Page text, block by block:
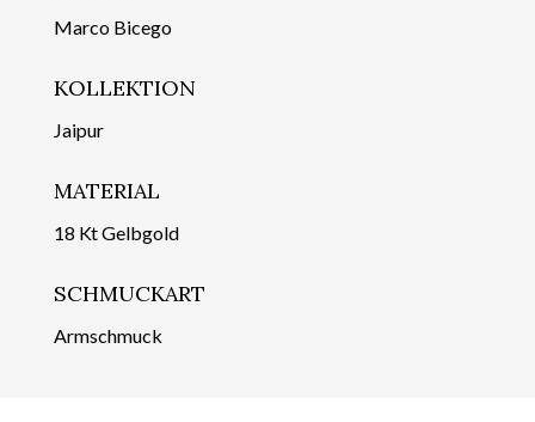
Marco Bicego
KOLLEKTION
Jaipur
MATERIAL
18 Kt Gelbgold
SCHMUCKART
Armschmuck